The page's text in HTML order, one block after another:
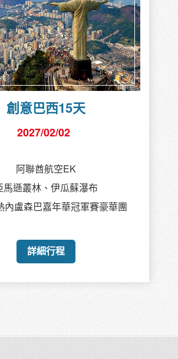
創意巴西15天
2027/02/02
阿聯酋航空EK
馬遜叢林、伊瓜蘇瀑布
內盧森巴嘉年華冠軍賽豪華團
詳細行程